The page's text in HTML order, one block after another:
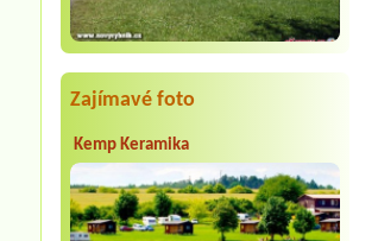
Zajímavé foto
Kemp Keramika